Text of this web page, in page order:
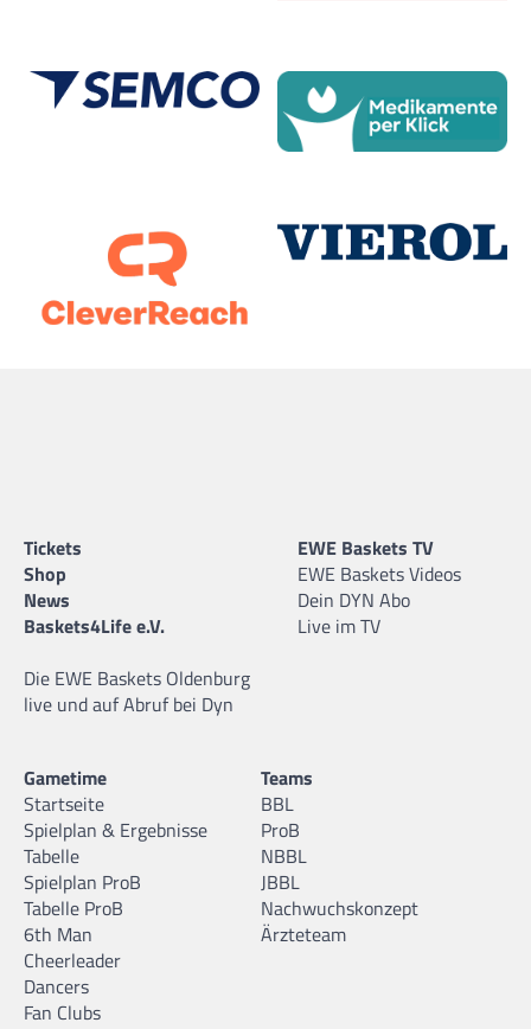
Tickets
Shop
News
Baskets4Life e.V.
Die EWE Baskets Oldenburg
live und auf Abruf bei Dyn
EWE Baskets TV
EWE Baskets Videos
Dein DYN Abo
Live im TV
Gametime
Startseite
Spielplan & Ergebnisse
Tabelle
Spielplan ProB
Tabelle ProB
6th Man
Cheerleader
Dancers
Fan Clubs
Teams
BBL
ProB
NBBL
JBBL
Nachwuchskonzept
Ärzteteam